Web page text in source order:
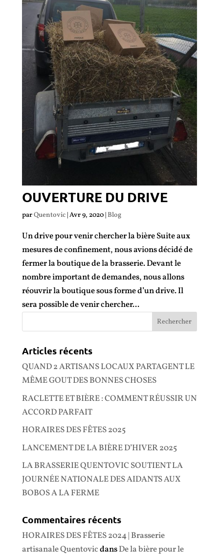
OUVERTURE DU DRIVE
parQuentovic| Avr 9, 2020| Blog
Un drive pour venir chercher la bière Suite aux
mesures de confinement, nous avions décidé de
fermer la boutique de la brasserie. Devant le
nombre important de demandes, nous allons
réouvrir la boutique sous forme d’un drive. Il
sera possible de venir chercher...
Articles récents
QUAND 2 ARTISANS LOCAUX PARTAGENT LE
MÊME GOUT DES BONNES CHOSES
RACLETTE ET BIÈRE : COMMENT RÉUSSIR UN
ACCORD PARFAIT
HORAIRES DES FÊTES 2025
LANCEMENT DE LA BIÈRE D’HIVER 2025
LA BRASSERIE QUENTOVIC SOUTIENT LA
JOURNÉE NATIONALE DES AIDANTS AUX
BOBOS A LA FERME
Commentaires récents
HORAIRES DES FÊTES 2024 | Brasserie
artisanale QuentovicdansDe la bière pour le